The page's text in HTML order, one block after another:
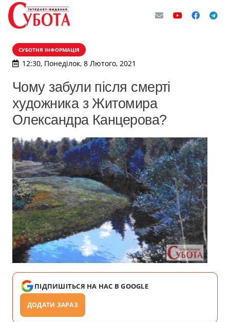
СУБОТНЯ ІНФОРМАЦІЯ
12:30, Понеділок, 8 Лютого, 2021
Чому забули після смерті
художника з Житомира
Олександра Канцерова?
ПІДПИШІТЬСЯ НА НАС В GOOGLE
ДОДАТИ ЗАРАЗ